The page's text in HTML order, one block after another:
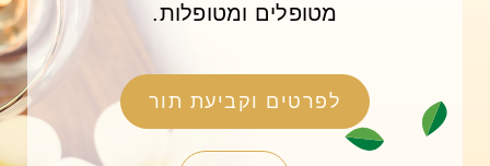
מטופלים ומטופלות.
לפרטים וקביעת תור